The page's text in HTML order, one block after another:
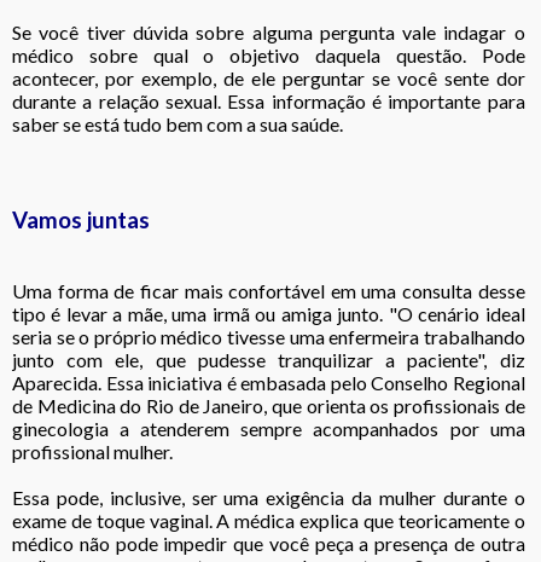
Se você tiver dúvida sobre alguma pergunta vale indagar o
médico sobre qual o objetivo daquela questão. Pode
acontecer, por exemplo, de ele perguntar se você sente dor
durante a relação sexual. Essa informação é importante para
saber se está tudo bem com a sua saúde.
Vamos juntas
Uma forma de ficar mais confortável em uma consulta desse
tipo é levar a mãe, uma irmã ou amiga junto. "O cenário ideal
seria se o próprio médico tivesse uma enfermeira trabalhando
junto com ele, que pudesse tranquilizar a paciente", diz
Aparecida. Essa iniciativa é embasada pelo Conselho Regional
de Medicina do Rio de Janeiro, que orienta os profissionais de
ginecologia a atenderem sempre acompanhados por uma
profissional mulher.
Essa pode, inclusive, ser uma exigência da mulher durante o
exame de toque vaginal. A médica explica que teoricamente o
médico não pode impedir que você peça a presença de outra